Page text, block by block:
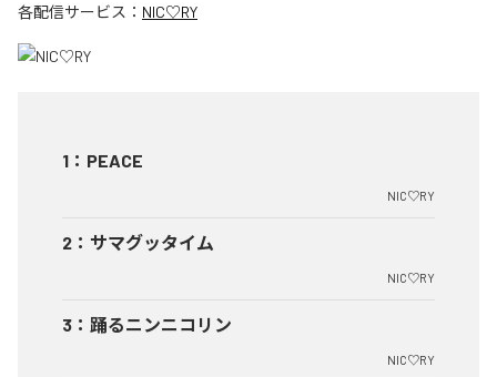
各配信サービス： NIC♡RY
1 ： PEACE
NIC♡RY
2 ： サマグッタイム
NIC♡RY
3 ： 踊るニンニコリン
NIC♡RY